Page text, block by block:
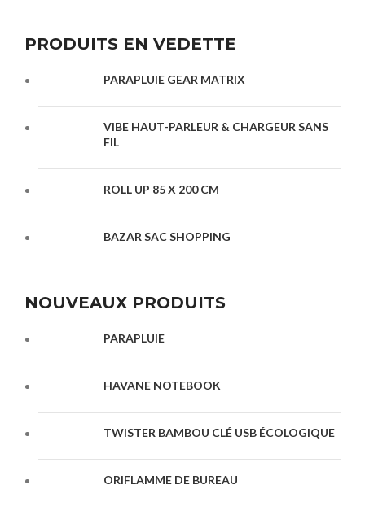
PRODUITS EN VEDETTE
PARAPLUIE GEAR MATRIX
VIBE HAUT-PARLEUR & CHARGEUR SANS
FIL
ROLL UP 85 X 200 CM
BAZAR SAC SHOPPING
NOUVEAUX PRODUITS
PARAPLUIE
HAVANE NOTEBOOK
TWISTER BAMBOU CLÉ USB ÉCOLOGIQUE
ORIFLAMME DE BUREAU